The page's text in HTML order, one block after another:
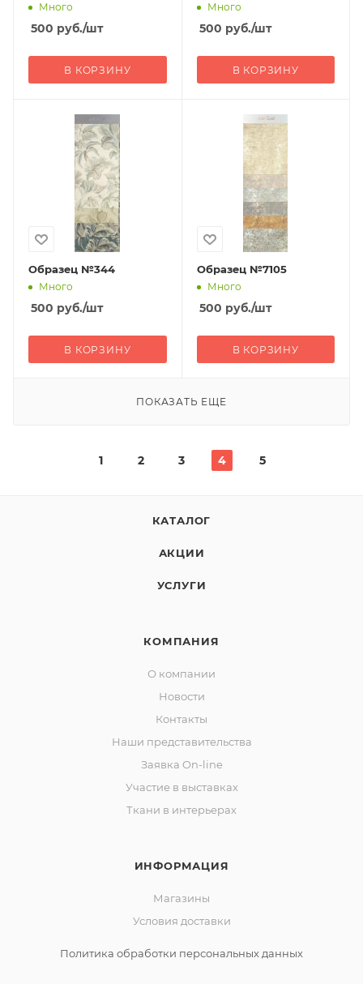
Много
500 руб./шт
В КОРЗИНУ
Много
500 руб./шт
В КОРЗИНУ
Образец №344
Много
500 руб./шт
В КОРЗИНУ
Образец №7105
Много
500 руб./шт
В КОРЗИНУ
ПОКАЗАТЬ ЕЩЕ
1 2 3 4 5
КАТАЛОГ
АКЦИИ
УСЛУГИ
КОМПАНИЯ
О компании
Новости
Контакты
Наши представительства
Заявка On-line
Участие в выставках
Ткани в интерьерах
ИНФОРМАЦИЯ
Магазины
Условия доставки
Политика обработки персональных данных